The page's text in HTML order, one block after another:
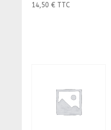
14,50 € TTC